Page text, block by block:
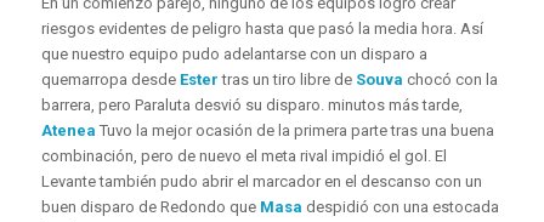
riesgos evidentes de peligro hasta que pasó la media hora. Así
que nuestro equipo pudo adelantarse con un disparo a
quemarropa desde Ester tras un tiro libre de Souva chocó con la
barrera, pero Paraluta desvió su disparo. minutos más tarde,
Atenea Tuvo la mejor ocasión de la primera parte tras una buena
combinación, pero de nuevo el meta rival impidió el gol. El
Levante también pudo abrir el marcador en el descanso con un
buen disparo de Redondo que Masa despidió con una estocada